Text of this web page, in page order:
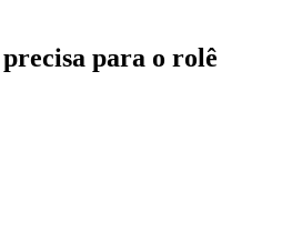
para o rolê